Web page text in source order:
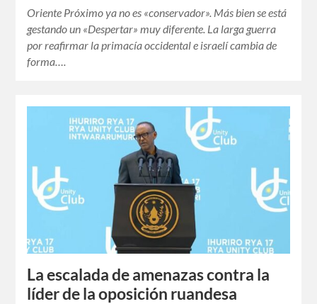
Oriente Próximo ya no es «conservador». Más bien se está
gestando un «Despertar» muy diferente. La larga guerra
por reafirmar la primacía occidental e israelí cambia de
forma….
La escalada de amenazas contra la
líder de la oposición ruandesa